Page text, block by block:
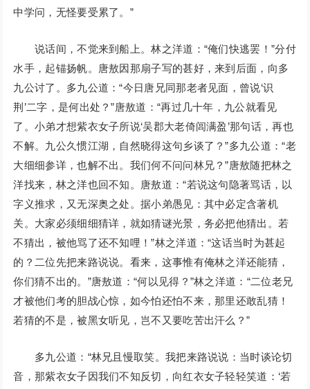
中学问，无怪要受累了。”
说话间，不觉来到船上。林之洋道：“俺们快逃罢！”分付
水手，起锚扬帆。唐敖因那扇子写的甚好，来到后面，向多
九公讨了。多九公道：“今日唐兄同那老者见面，曾说‘识
荆’二字，是何出处？”唐敖道：“再过几十年，九公就看见
了。小弟才想紫衣女子所说‘吴郡大老倚闾满盈’那句话，再也
不解。九公久惯江湖，自然晓得这句乡谈了？”多九公道：“老
大细细参详，也解不出。我们何不问问林兄？”唐敖随把林之
洋找来，林之洋也回不知。唐敖道：“若说这句隐著骂话，以
字义推求，又无深奥之处。据小弟愚见：其中必定含著机
关。大家必须细细猜详，就如猜谜光景，务必把他猜出。若
不猜出，被他骂了还不知哩！”林之洋道：“这话当时为甚起
的？二位先把来路说说。看来，这事惟有俺林之洋还能猜，
你们猜不出的。”唐敖道：“何以见得？”林之洋道：“二位老兄
才被他们考的胆战心惊，如今怕还怕不来，那里还敢乱猜！
若猜的不是，被黑女听见，岂不又要吃苦出汗么？”
多九公道：“林兄且慢取笑。我把来路说说：当时谈论切
音，那紫衣女子因我们不知反切，向红衣女子轻轻笑道：‘若